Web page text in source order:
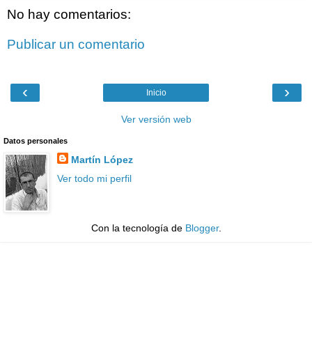
No hay comentarios:
Publicar un comentario
‹ ›
Inicio
Ver versión web
Datos personales
Martín López
Ver todo mi perfil
Con la tecnología de Blogger.